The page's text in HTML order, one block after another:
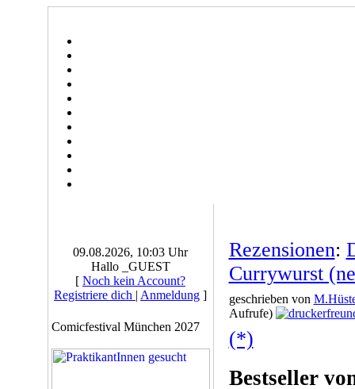
09.08.2026, 10:03 Uhr
Hallo _GUEST
[ Noch kein Account?
Registriere dich | Anmeldung ]
Comicfestival München 2027
Rezensionen:
Currywurst
geschrieben von
Aufrufe)
(*)
Bestseller